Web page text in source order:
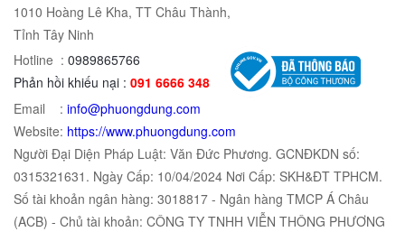
1010 Hoàng Lê Kha, TT Châu Thành,
Tỉnh Tây Ninh
Hotline : 0989865766
Phản hồi khiếu nại : 091 6666 348
Email : info@phuongdung.com
Website: https://www.phuongdung.com
Người Đại Diện Pháp Luật: Văn Đức Phương. GCNĐKDN số:
0315321631. Ngày Cấp: 10/04/2024 Nơi Cấp: SKH&ĐT TPHCM.
Số tài khoản ngân hàng: 3018817 - Ngân hàng TMCP Á Châu
(ACB) - Chủ tài khoản: CÔNG TY TNHH VIỄN THÔNG PHƯƠNG